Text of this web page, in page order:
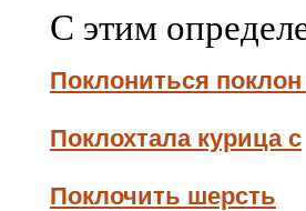
С этим
Поклониться
Поклохтала курица с
Поклочить шерсть